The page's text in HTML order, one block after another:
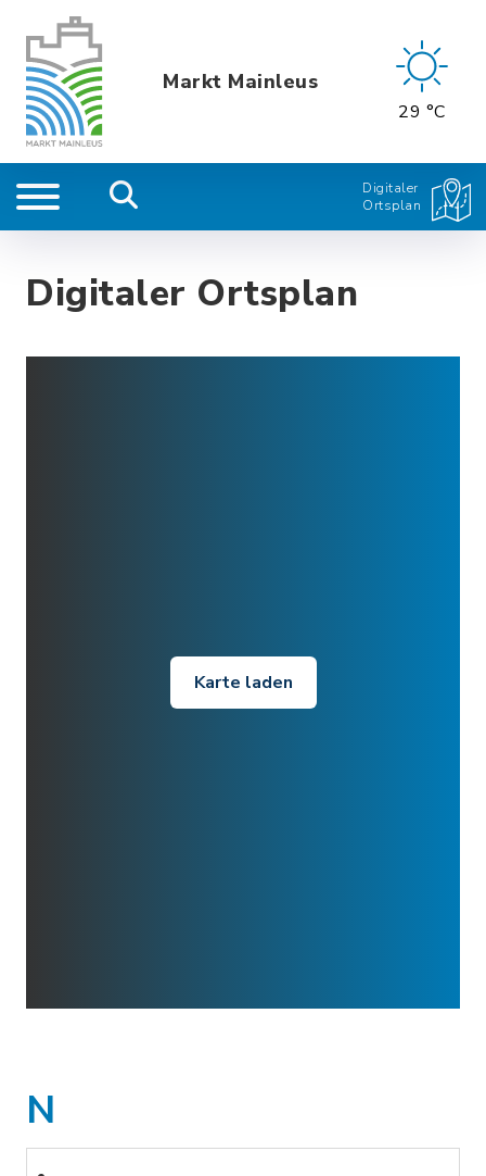
Markt Mainleus
29 °C
Digitaler
Ortsplan
Digitaler Ortsplan
Karte laden
N